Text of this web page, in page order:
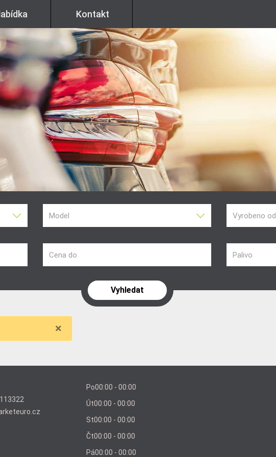
Kontakt
Model Vyrobeno od
Cena do Palivo
×
Po00:00 - 00:00
Út00:00 - 00:00
St00:00 - 00:00
Čt00:00 - 00:00
Pá00:00 - 00:00